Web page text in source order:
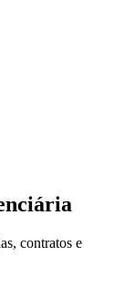
contratos e